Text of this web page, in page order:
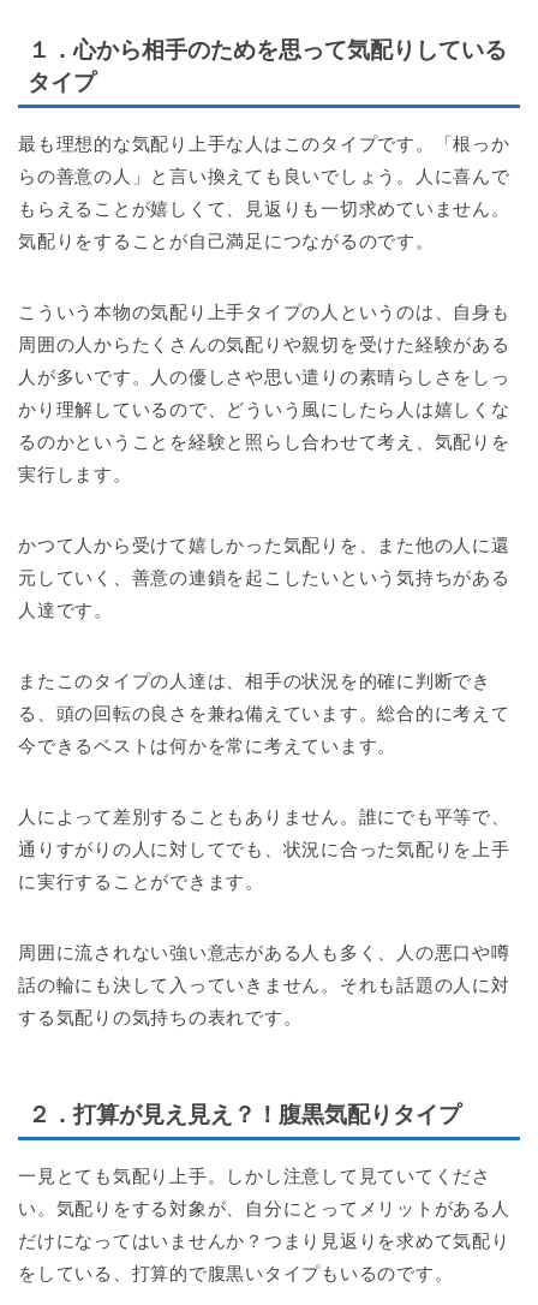
１．心から相手のためを思って気配りしている
タイプ
最も理想的な気配り上手な人はこのタイプです。「根っか
らの善意の人」と言い換えても良いでしょう。人に喜んで
もらえることが嬉しくて、見返りも一切求めていません。
気配りをすることが自己満足につながるのです。
こういう本物の気配り上手タイプの人というのは、自身も
周囲の人からたくさんの気配りや親切を受けた経験がある
人が多いです。人の優しさや思い遣りの素晴らしさをしっ
かり理解しているので、どういう風にしたら人は嬉しくな
るのかということを経験と照らし合わせて考え、気配りを
実行します。
かつて人から受けて嬉しかった気配りを、また他の人に還
元していく、善意の連鎖を起こしたいという気持ちがある
人達です。
またこのタイプの人達は、相手の状況を的確に判断でき
る、頭の回転の良さを兼ね備えています。総合的に考えて
今できるベストは何かを常に考えています。
人によって差別することもありません。誰にでも平等で、
通りすがりの人に対してでも、状況に合った気配りを上手
に実行することができます。
周囲に流されない強い意志がある人も多く、人の悪口や噂
話の輪にも決して入っていきません。それも話題の人に対
する気配りの気持ちの表れです。
２．打算が見え見え？！腹黒気配りタイプ
一見とても気配り上手。しかし注意して見ていてくださ
い。気配りをする対象が、自分にとってメリットがある人
だけになってはいませんか？つまり見返りを求めて気配り
をしている、打算的で腹黒いタイプもいるのです。